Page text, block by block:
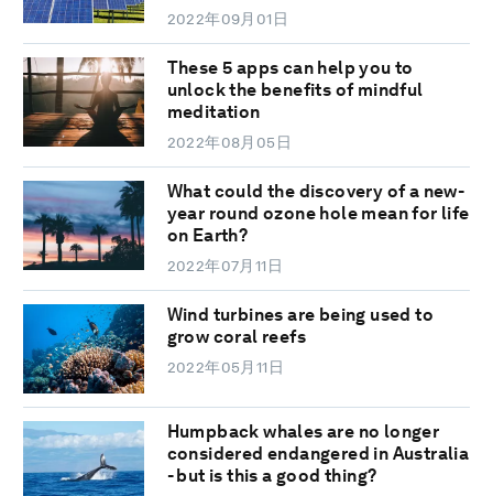
2022年09月01日
These 5 apps can help you to
unlock the benefits of mindful
meditation
2022年08月05日
What could the discovery of a new-
year round ozone hole mean for life
on Earth?
2022年07月11日
Wind turbines are being used to
grow coral reefs
2022年05月11日
Humpback whales are no longer
considered endangered in Australia
- but is this a good thing?